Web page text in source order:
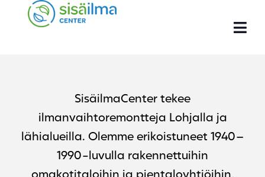
SisäilmaCenter tekee
ilmanvaihtoremontteja Lohjalla ja
lähialueilla. Olemme erikoistuneet 1940–
1990-luvulla rakennettuihin